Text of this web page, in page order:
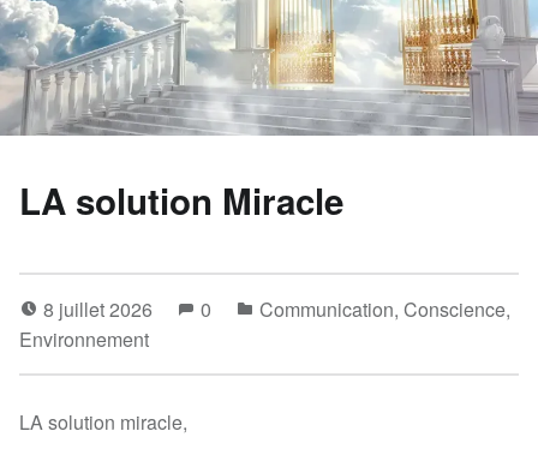
LA solution Miracle
8 juillet 2026 0 Communication, Conscience,
Environnement
LA solution miracle,